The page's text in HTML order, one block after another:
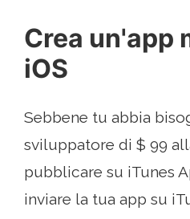
Crea un'app
iOS
Sebbene tu abbia
sviluppatore di $ 99
pubblicare su iTunes
inviare la tua app su